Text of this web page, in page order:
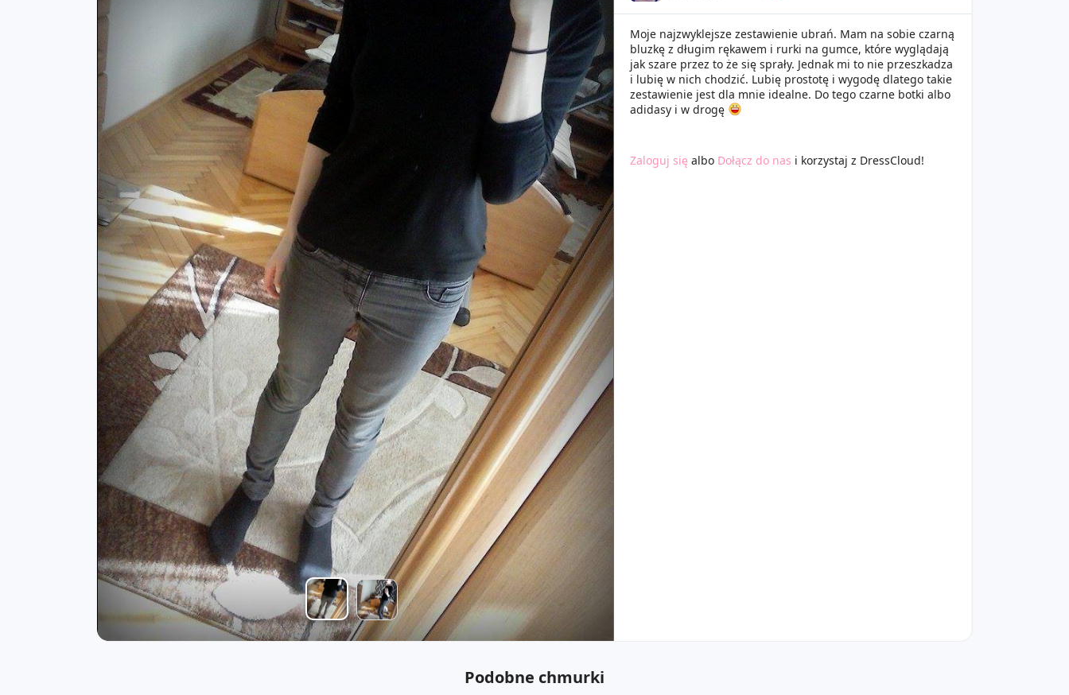
Moje najzwyklejsze zestawienie ubrań. Mam na sobie czarną
bluzkę z długim rękawem i rurki na gumce, które wyglądają
jak szare przez to że się sprały. Jednak mi to nie przeszkadza
i lubię w nich chodzić. Lubię prostotę i wygodę dlatego takie
zestawienie jest dla mnie idealne. Do tego czarne botki albo
adidasy i w drogę
Zaloguj się albo Dołącz do nas i korzystaj z DressCloud!
Podobne chmurki